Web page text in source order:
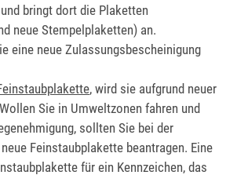
bringt dort die Plaketten
neue Stempelplaketten) an.
eine neue Zulassungsbescheinigung
, wird sie aufgrund neuer
Sie in Umweltzonen fahren und
enehmigung, sollten Sie bei der
Feinstaubplakette beantragen. Eine
für ein Kennzeichen, das